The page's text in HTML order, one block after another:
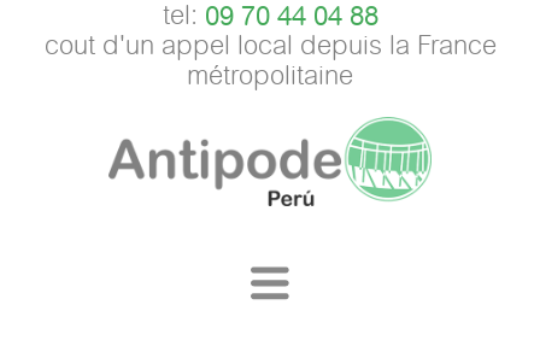
tel: 09 70 44 04 88
cout d'un appel local depuis la France
métropolitaine